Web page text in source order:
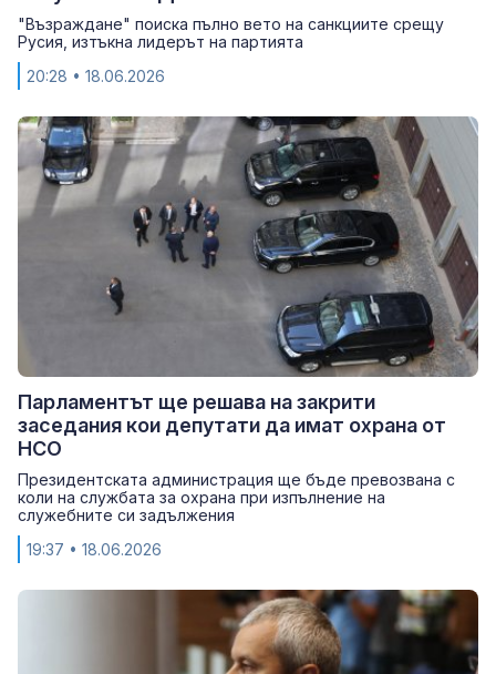
"Възраждане" поиска пълно вето на санкциите срещу
Русия, изтъкна лидерът на партията
20:28 • 18.06.2026
Парламентът ще решава на закрити
заседания кои депутати да имат охрана от
НСО
Президентската администрация ще бъде превозвана с
коли на службата за охрана при изпълнение на
служебните си задължения
19:37 • 18.06.2026